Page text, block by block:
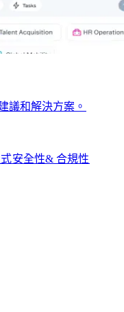
議和解決方案。​​
安全性& 合規性​​